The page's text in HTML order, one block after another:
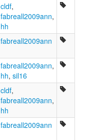
cldf,
fabreall2009ann,
hh
fabreall2009ann
fabreall2009ann,
hh, sil16
cldf,
fabreall2009ann,
hh
fabreall2009ann